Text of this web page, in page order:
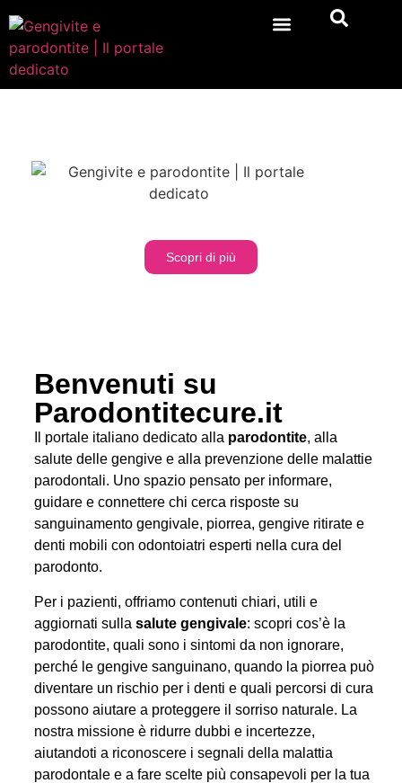
Scopri di più
Benvenuti su
Parodontitecure.it
Il portale italiano dedicato alla parodontite, alla
salute delle gengive e alla prevenzione delle malattie
parodontali. Uno spazio pensato per informare,
guidare e connettere chi cerca risposte su
sanguinamento gengivale, piorrea, gengive ritirate e
denti mobili con odontoiatri esperti nella cura del
parodonto.
Per i pazienti, offriamo contenuti chiari, utili e
aggiornati sullasalute gengivale: scopri cos’è la
parodontite, quali sono i sintomi da non ignorare,
perché le gengive sanguinano, quando la piorrea può
diventare un rischio per i denti e quali percorsi di cura
possono aiutare a proteggere il sorriso naturale. La
nostra missione è ridurre dubbi e incertezze,
aiutandoti a riconoscere i segnali della malattia
parodontale e a fare scelte più consapevoli per la tua